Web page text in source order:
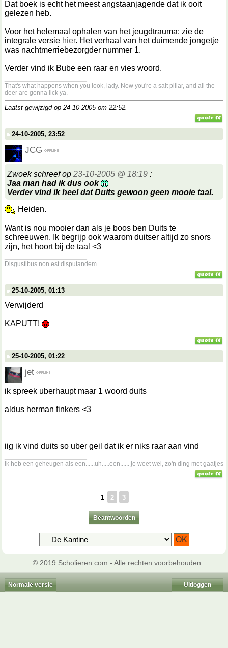
Dat boek is echt het meest angstaanjagende dat ik ooit
gelezen heb.
Voor het helemaal ophalen van het jeugdtrauma: zie de
integrale versie hier. Het verhaal van het duimende jongetje
was nachtmerriebezorgder nummer 1.
Verder vind ik Bube een raar en vies woord.
That's what happens when you look, lady. Now you're a salt pillar, and all the
deer are gonna lick ya.
Laatst gewijzigd op 24-10-2005 om 22:52.
24-10-2005, 23:52
JCG
Zwoek schreef op 23-10-2005 @ 18:19 :
Jaa man had ik dus ook
Verder vind ik heel dat Duits gewoon geen mooie taal.
Heiden.
Want is nou mooier dan als je boos ben Duits te
schreeuwen. Ik begrijp ook waarom duitser altijd zo snors
zijn, het hoort bij de taal <3
Disgustibus non est disputandem
25-10-2005, 01:13
Verwijderd
KAPUTT!
25-10-2005, 01:22
jet
ik spreek uberhaupt maar 1 woord duits
aldus herman finkers <3
iig ik vind duits so uber geil dat ik er niks raar aan vind
Ik heb een geheugen als een......uh.....een...... je weet wel, zo'n ding met gaatjes
1 2 3
Beantwoorden
© 2019 Scholieren.com - Alle rechten voorbehouden
Normale versie Uitloggen